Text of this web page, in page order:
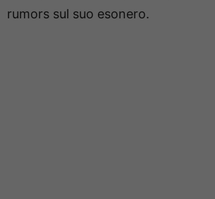
rumors sul suo esonero.